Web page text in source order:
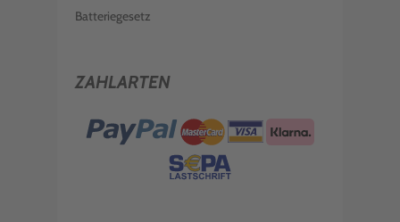
Batteriegesetz
ZAHLARTEN